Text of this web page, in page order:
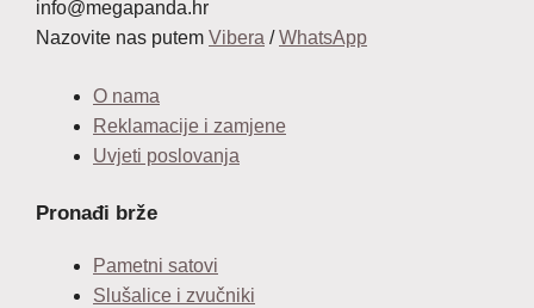
info@megapanda.hr
Nazovite nas putem Vibera /WhatsApp
O nama
Reklamacije i zamjene
Uvjeti poslovanja
Pronađi brže
Pametni satovi
Slušalice i zvučniki